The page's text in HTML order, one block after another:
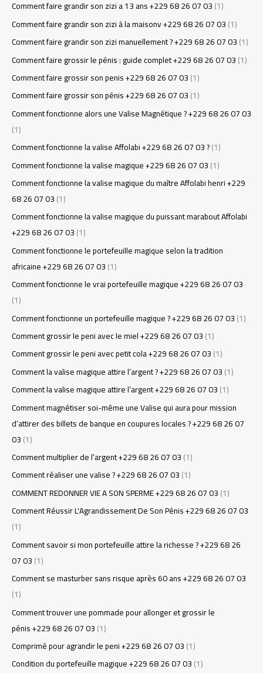
Comment faire grandir son zizi a 13 ans +229 68 26 07 03(1)
Comment faire grandir son zizi à la maisonv +229 68 26 07 03(1)
Comment faire grandir son zizi manuellement ? +229 68 26 07 03(1)
Comment faire grossir le pénis : guide complet +229 68 26 07 03(1)
Comment faire grossir son penis +229 68 26 07 03(1)
Comment faire grossir son pénis +229 68 26 07 03(1)
Comment fonctionne alors une Valise Magnétique ? +229 68 26 07 03
(1)
Comment fonctionne la valise Affolabi +229 68 26 07 03 ?(1)
Comment fonctionne la valise magique +229 68 26 07 03(1)
Comment fonctionne la valise magique du maître Affolabi henri +229
68 26 07 03(1)
Comment fonctionne la valise magique du puissant marabout Affolabi
+229 68 26 07 03(1)
Comment fonctionne le portefeuille magique selon la tradition
africaine +229 68 26 07 03(1)
Comment fonctionne le vrai portefeuille magique +229 68 26 07 03
(1)
Comment fonctionne un portefeuille magique ? +229 68 26 07 03(1)
Comment grossir le peni avec le miel +229 68 26 07 03(1)
Comment grossir le peni avec petit cola +229 68 26 07 03(1)
Comment la valise magique attire l’argent ? +229 68 26 07 03(1)
Comment la valise magique attire l’argent +229 68 26 07 03(1)
Comment magnétiser soi-même une Valise qui aura pour mission
d’attirer des billets de banque en coupures locales ? +229 68 26 07
03(1)
Comment multiplier de l’argent +229 68 26 07 03(1)
Comment réaliser une valise ? +229 68 26 07 03(1)
COMMENT REDONNER VIE A SON SPERME +229 68 26 07 03(1)
Comment Réussir L'Agrandissement De Son Pénis +229 68 26 07 03
(1)
Comment savoir si mon portefeuille attire la richesse ? +229 68 26
07 03(1)
Comment se masturber sans risque après 60 ans +229 68 26 07 03
(1)
Comment trouver une pommade pour allonger et grossir le
pénis +229 68 26 07 03(1)
Comprimé pour agrandir le peni +229 68 26 07 03(1)
Condition du portefeuille magique +229 68 26 07 03(1)